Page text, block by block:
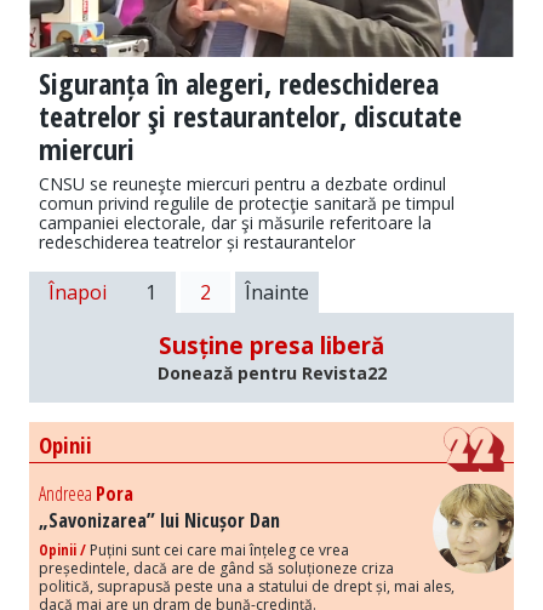
Siguranța în alegeri, redeschiderea
teatrelor şi restaurantelor, discutate
miercuri
CNSU se reuneşte miercuri pentru a dezbate ordinul
comun privind regulile de protecţie sanitară pe timpul
campaniei electorale, dar şi măsurile referitoare la
redeschiderea teatrelor și restaurantelor
Înapoi 1 2 Înainte
Susține presa liberă
Donează pentru Revista22
Opinii
Andreea Pora
„Savonizarea” lui Nicușor Dan
Opinii / Puțini sunt cei care mai înțeleg ce vrea
președintele, dacă are de gând să soluționeze criza
politică, suprapusă peste una a statului de drept și, mai ales,
dacă mai are un dram de bună-credință.